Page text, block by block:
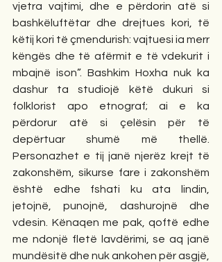
vjetra vajtimi, dhe e përdorin atë si
bashkëluftëtar dhe drejtues kori, të
këtij kori të çmendurish: vajtuesi ia merr
këngës dhe të afërmit e të vdekurit i
mbajnë ison”. Bashkim Hoxha nuk ka
dashur ta studiojë këtë dukuri si
folklorist apo etnograf; ai e ka
përdorur atë si çelësin për të
depërtuar shumë më thellë.
Personazhet e tij janë njerëz krejt të
zakonshëm, sikurse fare i zakonshëm
është edhe fshati ku ata lindin,
jetojnë, punojnë, dashurojnë dhe
vdesin. Kënaqen me pak, qoftë edhe
me ndonjë fletë lavdërimi, se aq janë
mundësitë dhe nuk ankohen për asgjë,